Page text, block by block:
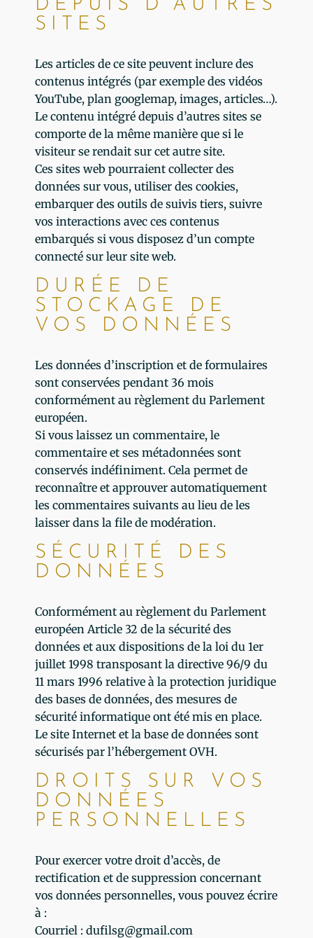
DEPUIS D’AUTRES
SITES
Les articles de ce site peuvent inclure des
contenus intégrés (par exemple des vidéos
YouTube, plan googlemap, images, articles…).
Le contenu intégré depuis d’autres sites se
comporte de la même manière que si le
visiteur se rendait sur cet autre site.
Ces sites web pourraient collecter des
données sur vous, utiliser des cookies,
embarquer des outils de suivis tiers, suivre
vos interactions avec ces contenus
embarqués si vous disposez d’un compte
connecté sur leur site web.
DURÉE DE
STOCKAGE DE
VOS DONNÉES
Les données d’inscription et de formulaires
sont conservées pendant 36 mois
conformément au règlement du Parlement
européen.
Si vous laissez un commentaire, le
commentaire et ses métadonnées sont
conservés indéfiniment. Cela permet de
reconnaître et approuver automatiquement
les commentaires suivants au lieu de les
laisser dans la file de modération.
SÉCURITÉ DES
DONNÉES
Conformément au règlement du Parlement
européen Article 32 de la sécurité des
données et aux dispositions de la loi du 1er
juillet 1998 transposant la directive 96/9 du
11 mars 1996 relative à la protection juridique
des bases de données, des mesures de
sécurité informatique ont été mis en place.
Le site Internet et la base de données sont
sécurisés par l’hébergement OVH.
DROITS SUR VOS
DONNÉES
PERSONNELLES
Pour exercer votre droit d’accès, de
rectification et de suppression concernant
vos données personnelles, vous pouvez écrire
à :
Courriel : dufilsg@gmail.com